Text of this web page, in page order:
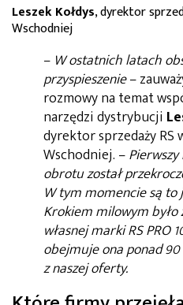
Leszek Kołdys, dyrektor
Wschodniej
– W ostatnich latach
przyspieszenie–
rozmowy na temat
narzędzi dystrybucji
dyrektor sprzedaży RS
Wschodniej. –
obrotu został
W tym momencie są to
Krokiem milowym było
własnej marki RS PRO
obejmuje ona ponad
z naszej oferty.